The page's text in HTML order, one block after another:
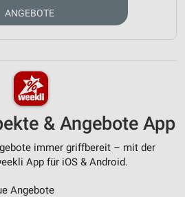
ANGEBOTE
& Angebote App
immer griffbereit – mit der
App für iOS & Android.
Angebote